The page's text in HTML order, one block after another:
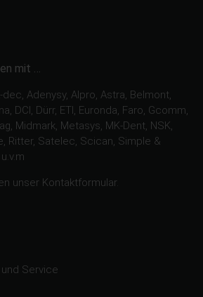
mit …
Adenysy, Alpro, Astra, Belmont,
DCI, Dürr, ETI, Euronda, Faro, Gcomm,
Midmark, Metasys, MK-Dent, NSK,
Ritter, Satelec, Scican, Simple &
unser Kontaktformular.
Service